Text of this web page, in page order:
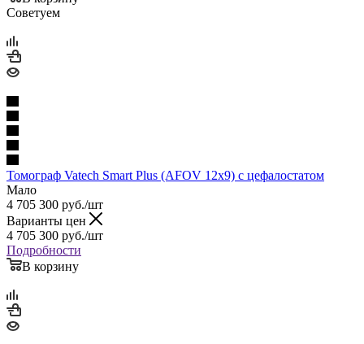
Советуем
Томограф Vatech Smart Plus (AFOV 12x9) с цефалостатом
Мало
4 705 300 руб./шт
Варианты цен
4 705 300 руб./шт
Подробности
В корзину